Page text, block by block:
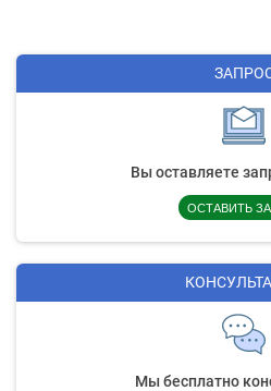
Вы оставляете
ОСТАВИТЬ
Мы бесплатно